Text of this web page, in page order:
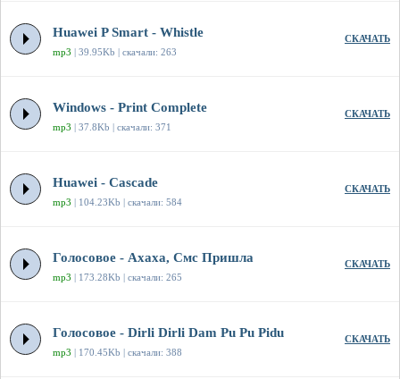
Huawei P Smart - Whistle
mp3 | 39.95Kb | скачали: 263
СКАЧАТЬ
Windows - Print Complete
mp3 | 37.8Kb | скачали: 371
СКАЧАТЬ
Huawei - Cascade
mp3 | 104.23Kb | скачали: 584
СКАЧАТЬ
Голосовое - Ахаха, Смс Пришла
mp3 | 173.28Kb | скачали: 265
СКАЧАТЬ
Голосовое - Dirli Dirli Dam Pu Pu Pidu
mp3 | 170.45Kb | скачали: 388
СКАЧАТЬ